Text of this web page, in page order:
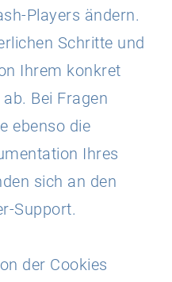
Players ändern.
Schritte und
Ihrem konkret
Bei Fragen
ebenso die
Ihres
sich an den
Support.
der Cookies